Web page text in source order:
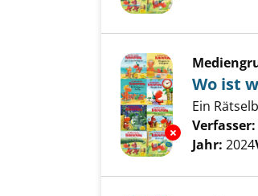
Exemplar-
Wo ist
Ein
Verfasser:
Jahr: 2024